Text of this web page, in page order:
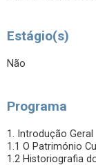
Estágio(s)
Não
Programa
1. Introdução Geral
1.1 O Património
1.2 Historiografia